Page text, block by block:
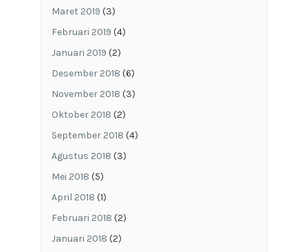
Maret 2019 (3)
Februari 2019 (4)
Januari 2019 (2)
Desember 2018 (6)
November 2018 (3)
Oktober 2018 (2)
September 2018 (4)
Agustus 2018 (3)
Mei 2018 (5)
April 2018 (1)
Februari 2018 (2)
Januari 2018 (2)